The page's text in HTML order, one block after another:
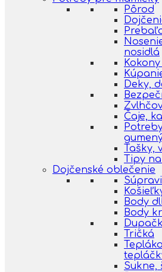
Pôrod
nosidlá
Deky,
Čaje,
Tašky,
Tipy
Dojčenské oblečenie
Body
Body
Tričká
Sukne,